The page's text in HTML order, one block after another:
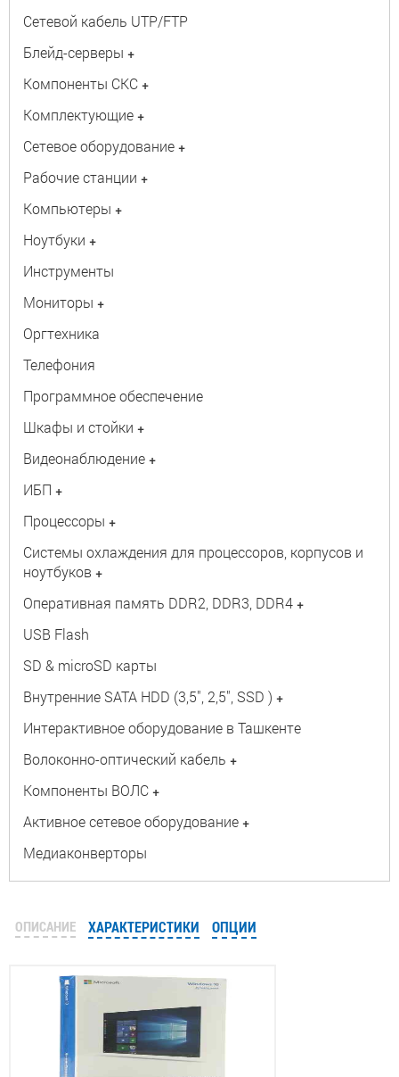
Сетевой кабель UTP/FTP
Блейд-серверы +
Компоненты СКС +
Комплектующие +
Сетевое оборудование +
Рабочие станции +
Компьютеры +
Ноутбуки +
Инструменты
Мониторы +
Оргтехника
Телефония
Программное обеспечение
Шкафы и стойки +
Видеонаблюдение +
ИБП +
Процессоры +
Системы охлаждения для процессоров, корпусов и
ноутбуков +
Оперативная память DDR2, DDR3, DDR4 +
USB Flash
SD & microSD карты
Внутренние SATA HDD (3,5", 2,5", SSD ) +
Интерактивное оборудование в Ташкенте
Волоконно-оптический кабель +
Компоненты ВОЛС +
Активное сетевое оборудование +
Медиаконверторы
ОПИСАНИЕ ХАРАКТЕРИСТИКИ ОПЦИИ